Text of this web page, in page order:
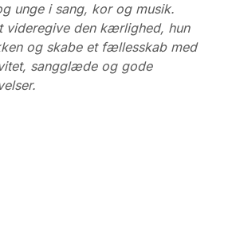
unge i sang, kor og musik.
videregive den kærlighed, hun
og skabe et fællesskab med
sangglæde og gode